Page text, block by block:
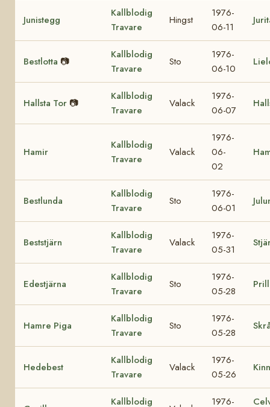
Junistegg
Kallblodig
Travare
Hingst
1976-
06-11
Bestlotta 📷
Kallblodig
Travare
Sto
1976-
06-10
Hallsta Tor 📷
Kallblodig
Travare
Valack
1976-
06-07
Hamir
Kallblodig
Travare
Valack
1976-
06-
02
Bestlunda
Kallblodig
Travare
Sto
1976-
06-01
Beststjärn
Kallblodig
Travare
Valack
1976-
05-31
Edestjärna
Kallblodig
Travare
Sto
1976-
05-28
Hamre Piga
Kallblodig
Travare
Sto
1976-
05-28
Hedebest
Kallblodig
Travare
Valack
1976-
05-26
Kallblodig 1976-